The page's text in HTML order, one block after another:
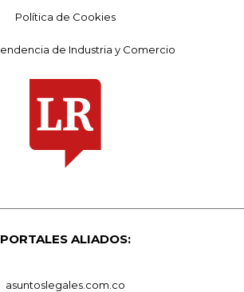
Política de Cookies
de Industria y Comercio
PORTALES ALIADOS:
asuntoslegales.com.co